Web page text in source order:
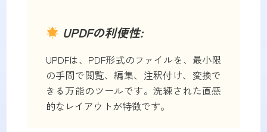
UPDFの利便性:
UPDFは、PDF形式のファイルを、最小限
の手間で閲覧、編集、注釈付け、変換で
きる万能のツールです。洗練された直感
的なレイアウトが特徴です。